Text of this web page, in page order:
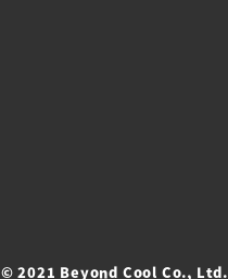
© 2021 Beyond Cool Co., Ltd.